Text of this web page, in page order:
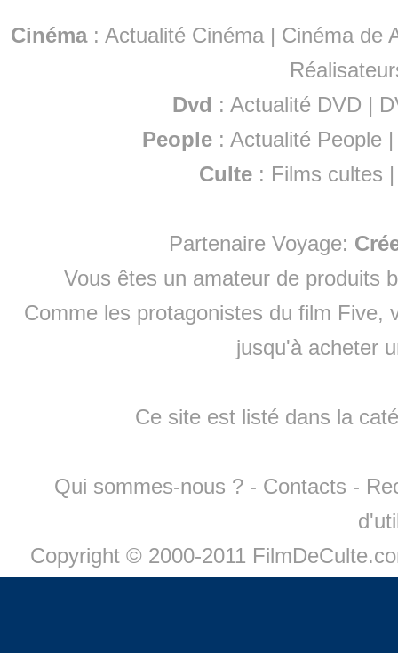
Cinéma: Actualité Cinéma | Cinéma de
Dvd : Actualité DVD |
People :Actualité People
Culte : Films cultes
Partenaire Voyage:
Vous êtes un amateur de produits
Comme les protagonistes du film Five,
jusqu'à acheter
Ce site est listé dans la
Qui sommes-nous ? - Contacts -
Copyright © 2000-2011